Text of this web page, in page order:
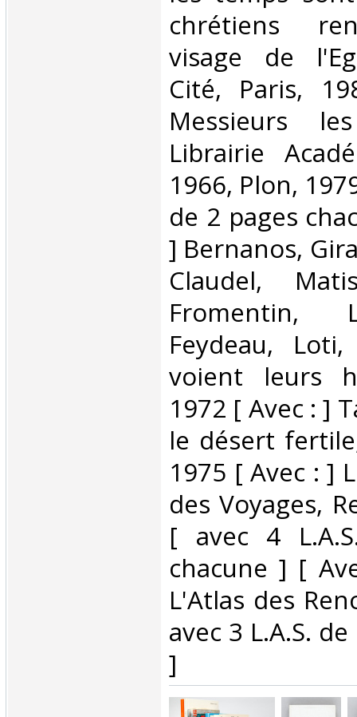
chrétiens
visage de
Cité, Paris,
Messieurs
Librairie
1966, Plon,
de 2 pages
] Bernanos,
Claudel,
Fromentin,
Feydeau,
voient leurs
1972 [ Avec : ]
le désert
1975 [ Avec : ]
des Voyages,
[ avec 4
chacune ] [
L'Atlas des
avec 3 L.A.S.
]‎